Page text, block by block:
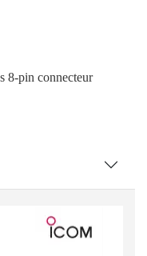
8-pin connecteur